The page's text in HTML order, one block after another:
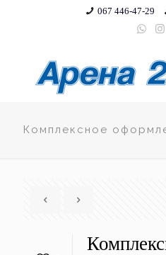
067 446-47-29
Комплексное